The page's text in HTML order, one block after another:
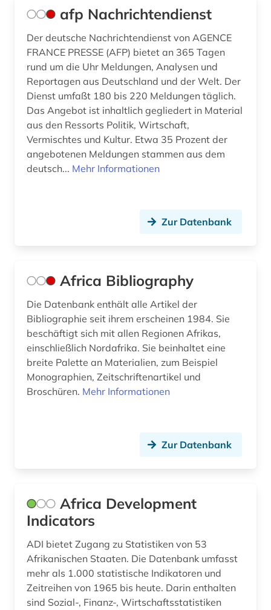
deutschsprachige gemeinschaft belgien (1)
deutschsprachige gemeinschaft in belgien (1)
deutschsprachiger raum (1)
diagramm (1)
die @linke (1)
die linke (1)
diplomatische beziehungen (2)
discovery service (1)
discovery system (1)
diskriminierung (1)
diskussion (1)
dissens (1)
dokumente (1)
dominikanische republik (2)
donezk (ukraine) (1)
dpa (1)
afp Nachrichtendienst
Der deutsche Nachrichtendienst von AGENCE
FRANCE PRESSE (AFP) bietet an 365 Tagen
rund um die Uhr Meldungen, Analysen und
Reportagen aus Deutschland und der Welt. Der
Dienst umfaßt 180 bis 220 Meldungen täglich.
Das Angebot ist inhaltlich gegliedert in Material
aus den Ressorts Politik, Wirtschaft,
Vermischtes und Kultur. Etwa 35 Prozent der
angebotenen Meldungen stammen aus dem
deutsch... Mehr Informationen
Zur Datenbank
Africa Bibliography
Die Datenbank enthält alle Artikel der
Bibliographie seit ihrem erscheinen 1984. Sie
beschäftigt sich mit allen Regionen Afrikas,
einschließlich Nordafrika. Sie beinhaltet eine
breite Palette an Materialien, zum Beispiel
Monographien, Zeitschriftenartikel und
Broschüren. Mehr Informationen
Zur Datenbank
Africa Development
Indicators
ADI bietet Zugang zu Statistiken von 53
Afrikanischen Staaten. Die Datenbank umfasst
mehr als 1.000 statistische Indikatoren und
Zeitreihen von 1965 bis heute. Darin enthalten
sind Sozial-, Finanz-, Wirtschaftsstatistiken